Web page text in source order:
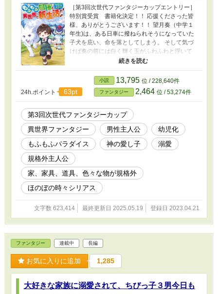
［第3回次世代ファンタジーカップエントリー］
特別賞受賞 書籍化決定！！ 応援くださった皆
様、ありがとうございます！！ 望月奏（中学１
年生)は、ある日車に撥ねられそうになっていた
子犬を庇い、命を落としてしまう。 そして気づ
けば奏の前には白く輝く玉がふわふわと浮いて
いて。光り輝く玉は何と神様。 神様によれば、
今回奏が死んだのは、神様のせいだったらし
く。 そこで奏は神様のお詫びとして、新しい世
界で生きることに。 これは自分では規格外では
ないと思っている奏が、規格外の力でもふもふ
相棒と、 たくさんのもふもふ達と楽しく幸せに
暮らす物語。
24h.ポイント 63pt
小説 13,795 位 / 228,640件
ファンタジー 2,464 位 / 53,274件
第3回次世代ファンタジーカップ
異世界ファンタジー
男性主人公
幼児化
もふもふパラダイス
神の愛し子
溺愛
規格外主人公
家、家具、道具、色々な物が規格外
ほのぼの時々シリアス
文字数 623,414 最終更新日 2025.05.19 登録日 2023.04.21
ファンタジー 連載中 長編
お気に入りに追加 1,285
大好きな家族に溺愛されて、ちびっ子３男今日も